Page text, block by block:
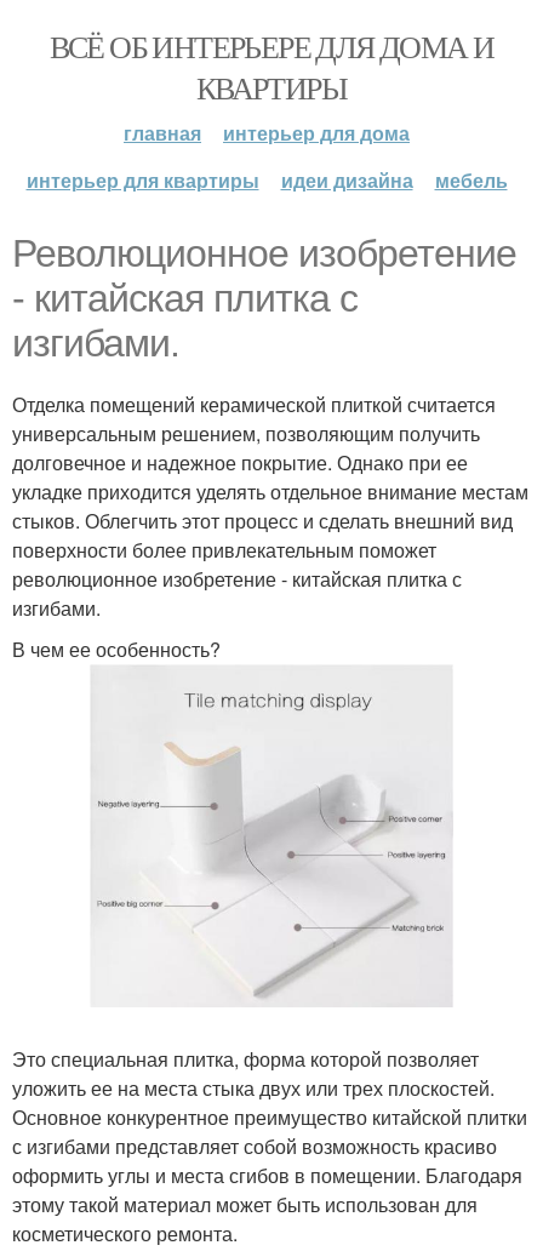
ВСЁ ОБ ИНТЕРЬЕРЕ ДЛЯ ДОМА И
КВАРТИРЫ
главная
интерьер для дома
интерьер для квартиры
идеи дизайна мебель
Революционное изобретение
- китайская плитка с
изгибами.
Отделка помещений керамической плиткой считается
универсальным решением, позволяющим получить
долговечное и надежное покрытие. Однако при ее
укладке приходится уделять отдельное внимание местам
стыков. Облегчить этот процесс и сделать внешний вид
поверхности более привлекательным поможет
революционное изобретение - китайская плитка с
изгибами.
В чем ее особенность?
Это специальная плитка, форма которой позволяет
уложить ее на места стыка двух или трех плоскостей.
Основное конкурентное преимущество китайской плитки
с изгибами представляет собой возможность красиво
оформить углы и места сгибов в помещении. Благодаря
этому такой материал может быть использован для
косметического ремонта.